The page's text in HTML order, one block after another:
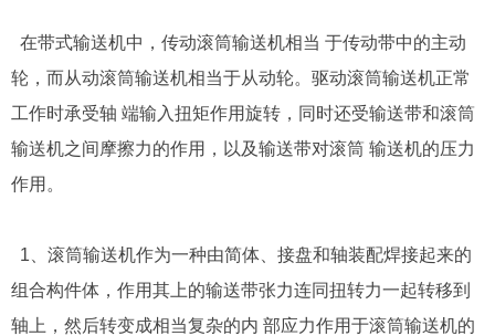
在带式输送机中，传动滚筒输送机相当 于传动带中的主动
轮，而从动滚筒输送机相当于从动轮。驱动滚筒输送机正常
工作时承受轴 端输入扭矩作用旋转，同时还受输送带和滚筒
输送机之间摩擦力的作用，以及输送带对滚筒 输送机的压力
作用。
1、滚筒输送机作为一种由简体、接盘和轴装配焊接起来的
组合构件体，作用其上的输送带张力连同扭转力一起转移到
轴上，然后转变成相当复杂的内 部应力作用于滚筒输送机的